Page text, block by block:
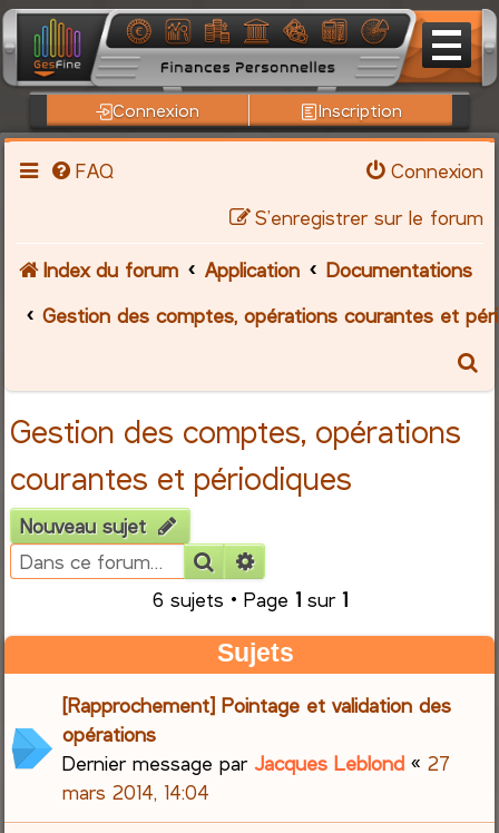
Connexion Inscription
FAQ
Connexion
S’enregistrer sur le forum
Index du forum Application
Documentations
Gestion des comptes, opérations courantes et
c
h
Gestion des comptes, opérations
courantes et périodiques
Nouveau sujet
Rechercher
6 sujets • Page 1sur 1
Sujets
[Rapprochement] Pointage et validation des
opérations
Dernier message parJacques Leblond «27
mars 2014, 14:04